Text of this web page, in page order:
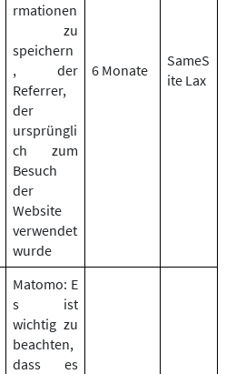
rmationen
zu
speichern
, der
Referrer,
der
ursprüngli
ch zum
Besuch
der
Website
verwendet
wurde
6 Monate
SameS
ite Lax
Matomo: E
s ist
wichtig zu
beachten,
dass es